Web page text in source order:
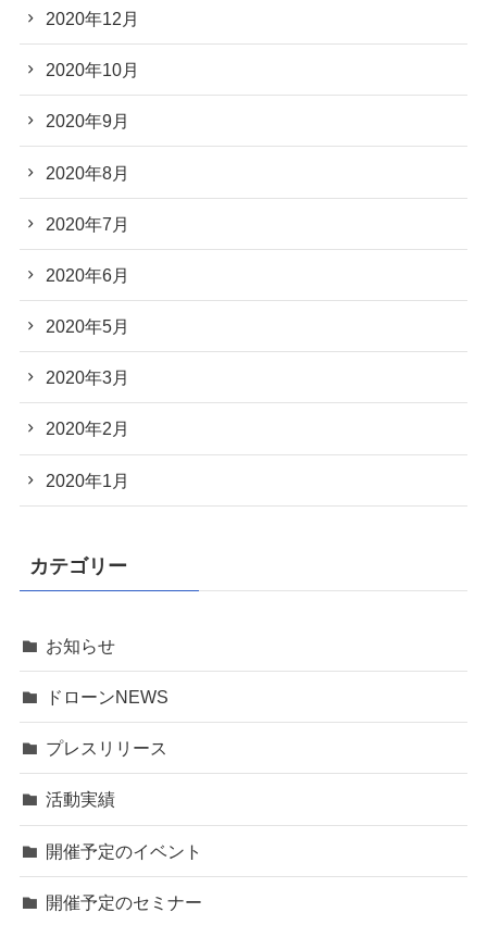
2020年12月
2020年10月
2020年9月
2020年8月
2020年7月
2020年6月
2020年5月
2020年3月
2020年2月
2020年1月
カテゴリー
お知らせ
ドローンNEWS
プレスリリース
活動実績
開催予定のイベント
開催予定のセミナー